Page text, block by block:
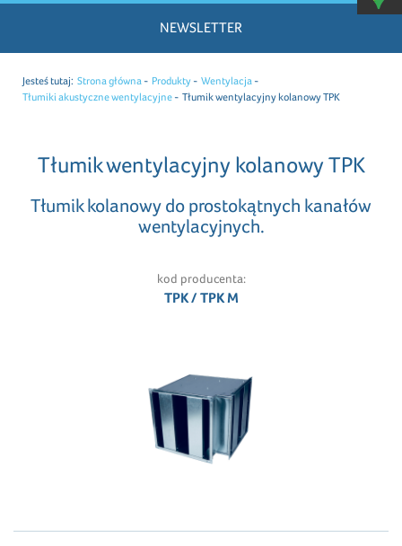
NEWSLETTER
Jesteś tutaj: Strona główna Produkty
Wentylacja
Tłumiki akustyczne wentylacyjne
Tłumik wentylacyjny kolanowy TPK
Tłumik wentylacyjny kolanowy TPK
Tłumik kolanowy do prostokątnych kanałów
wentylacyjnych.
kod producenta:
TPK / TPK M